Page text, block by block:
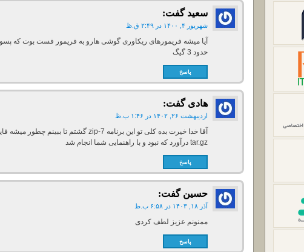
سعید گفت:
شهریور ۴, ۱۴۰۰ در ۲:۴۹ ق.ظ
حدود 3 گیگ
پاسخ
هادی گفت:
اردیبهشت ۲۶, ۱۴۰۲ در ۱:۴۶ ب.ظ
tar.gz درآورد که نبود و با راهنمایی شما انجام شد
پاسخ
حسین گفت:
آذر ۱۸, ۱۴۰۳ در ۶:۵۸ ب.ظ
ممنونم عزیز لطف کردی
پاسخ